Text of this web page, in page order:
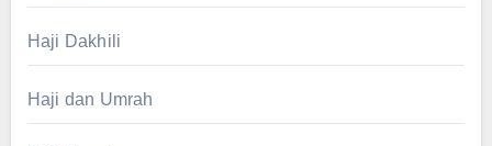
Haji Dakhili
Haji dan Umrah